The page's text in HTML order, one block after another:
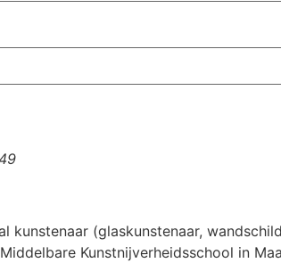
kunstenaar (glaskunstenaar,
Kunstnijverheidsschool in